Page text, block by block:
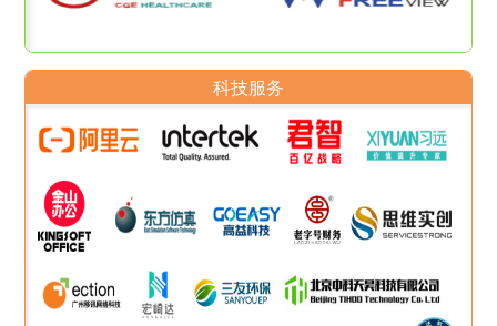
科技服务